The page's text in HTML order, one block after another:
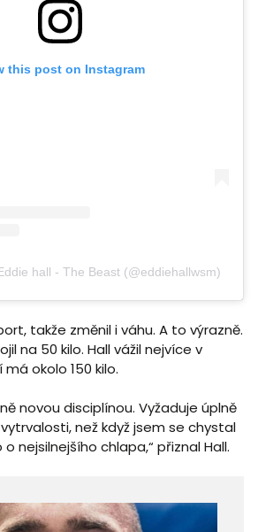
this post on Instagram
hall - The Beast (@eddiehallwsm)
takže změnil i váhu. A to výrazně.
na 50 kilo. Hall vážil nejvíce v
má okolo 150 kilo.
novou disciplínou. Vyžaduje úplně
než když jsem se chystal
nejsilnejšího chlapa,“ přiznal Hall.